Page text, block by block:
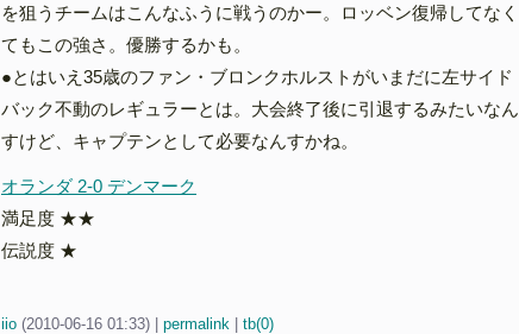
を狙うチームはこんなふうに戦うのかー。ロッベン復帰してなく
てもこの強さ。優勝するかも。
●とはいえ35歳のファン・ブロンクホルストがいまだに左サイド
バック不動のレギュラーとは。大会終了後に引退するみたいなん
すけど、キャプテンとして必要なんすかね。
オランダ 2-0 デンマーク
満足度 ★★
伝説度 ★
iio (2010-06-16 01:33) permalink
tb(0)